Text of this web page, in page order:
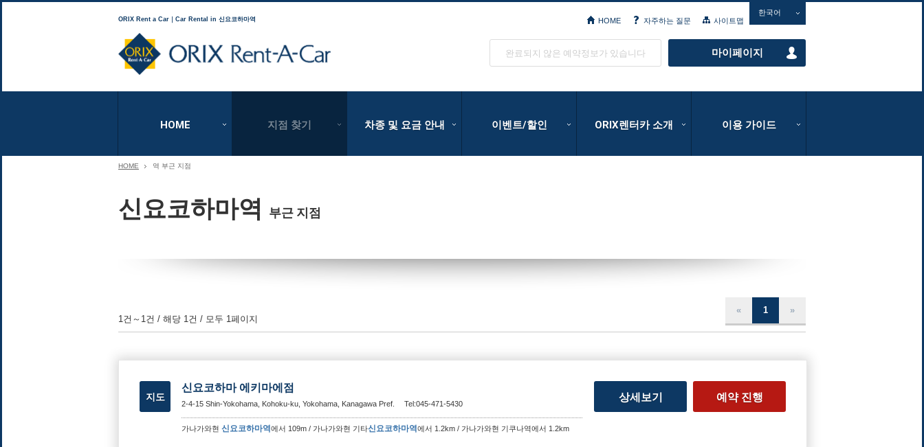
ORIX Rent a Car｜Car Rental in 신요코하마역 HOME 자주하는 질문 사이트맵
한국어
완료되지 않은 예약정보가 있습니다 마이페이지
HOME 지점 찾기 차종 및 요금 안내 이벤트/할인 ORIX렌터카 소개 이용 가이드
HOME 역 부근 지점
신요코하마역 부근 지점
1건～1건 / 해당 1건 / 모두 1페이지
« 1 »
지도
신요코하마 에키마에점
2-4-15 Shin-Yokohama, Kohoku-ku, Yokohama, Kanagawa Pref. Tel:045-471-5430
가나가와현 신요코하마역에서 109m / 가나가와현 기타신요코하마역에서 1.2km / 가나가와현 기쿠나역에서 1.2km
상세보기 예약 진행